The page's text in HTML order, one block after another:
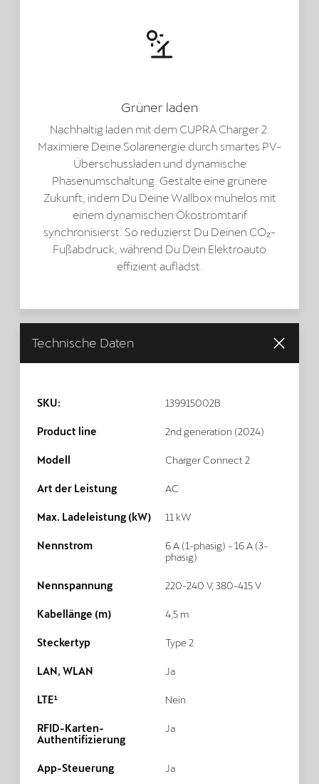
Grüner laden
Nachhaltig laden mit dem CUPRA Charger 2.
Maximiere Deine Solarenergie durch smartes PV-
Überschussladen und dynamische
Phasenumschaltung. Gestalte eine grünere
Zukunft, indem Du Deine Wallbox mühelos mit
einem dynamischen Ökostromtarif
synchronisierst. So reduzierst Du Deinen CO₂-
Fußabdruck, während Du Dein Elektroauto
effizient auflädst.
Technische Daten
SKU: 139915002B
Product line 2nd generation (2024)
Modell Charger Connect 2
Art der Leistung AC
Max. Ladeleistung (kW) 11 kW
Nennstrom
6 A (1-phasig) - 16 A (3-
phasig)
Nennspannung 220-240 V, 380-415 V
Kabellänge (m) 4,5 m
Steckertyp Type 2
LAN, WLAN Ja
LTE¹ Nein
RFID-Karten-
Authentifizierung
Ja
App-Steuerung Ja